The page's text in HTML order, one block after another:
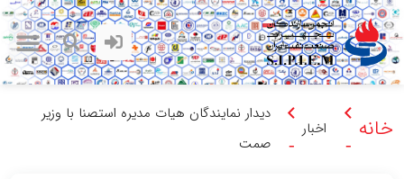
خانه -
اخبار
-
دیدار نمایندگان هیات مدیره استصنا با وزیر
صمت